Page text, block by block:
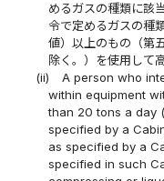
めるガスの種類に該
令で定めるガスの種
値）以上のもの（第
除く。）を使用して
(ii)
A person who
within equipment
than 20 tons a day
specified by a
as specified by a
specified in such